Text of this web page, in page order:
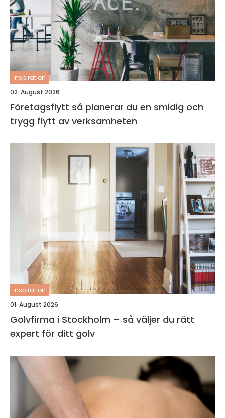
inspiration
02. August 2026
Företagsflytt så planerar du en smidig och
trygg flytt av verksamheten
inspiration
01. August 2026
Golvfirma i Stockholm – så väljer du rätt
expert för ditt golv